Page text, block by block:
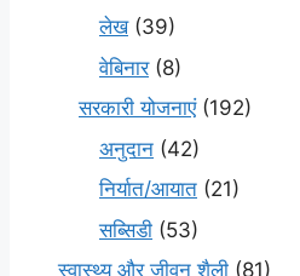
लेख(39)
वेबिनार(8)
सरकारी योजनाएं(192)
अनुदान (42)
निर्यात/आयात (21)
सब्सिडी (53)
स्वास्थ्य और जीवन शैली (81)